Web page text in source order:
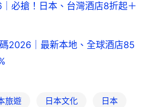
必搶！日本、台灣酒店8折起＋
2026｜最新本地、全球酒店85
旅遊 日本文化 日本